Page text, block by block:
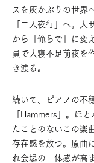
スを灰かぶりの世界
「二人夜行」へ。大
から「俺らで」に変
員で大寝不足前夜を
き渡る。
続いて、ピアノの不
「Hammers」。ほ
たことのないこの楽
存在感を放つ。原曲
れ会場の一体感が高